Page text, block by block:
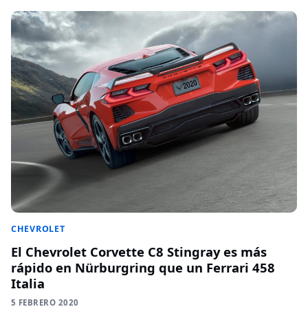
CHEVROLET
El Chevrolet Corvette C8 Stingray es más
rápido en Nürburgring que un Ferrari 458
Italia
5 FEBRERO 2020